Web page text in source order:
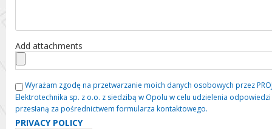
Add attachments
Wyrażam zgodę na przetwarzanie moich danych osobowych przez
Elektrotechnika sp. z o.o. z siedzibą w Opolu w celu udzielenia
przesłaną za pośrednictwem formularza kontaktowego.
PRIVACY POLICY